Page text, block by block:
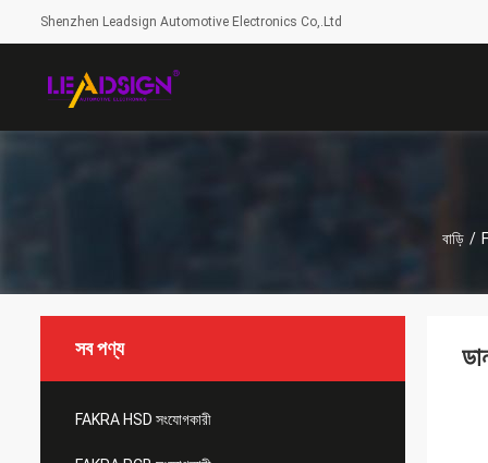
Shenzhen Leadsign Automotive Electronics Co,.Ltd
বাড়ি /
সব পণ্য
FAKRA HSD সংযোগকারী